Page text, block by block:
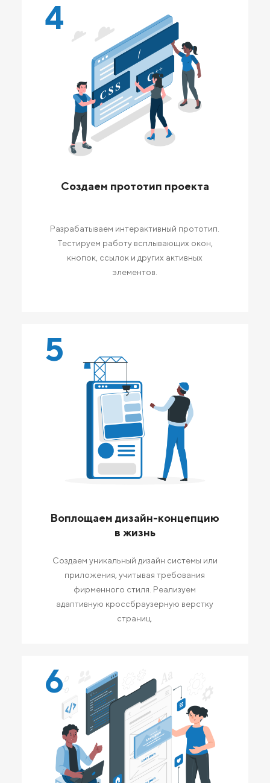
4
Создаем прототип проекта
Разрабатываем интерактивный прототип.
Тестируем работу всплывающих окон,
кнопок, ссылок и других активных
элементов.
5
Воплощаем дизайн-концепцию
в жизнь
Создаем уникальный дизайн системы или
приложения, учитывая требования
фирменного стиля. Реализуем
адаптивную кроссбраузерную верстку
страниц.
6